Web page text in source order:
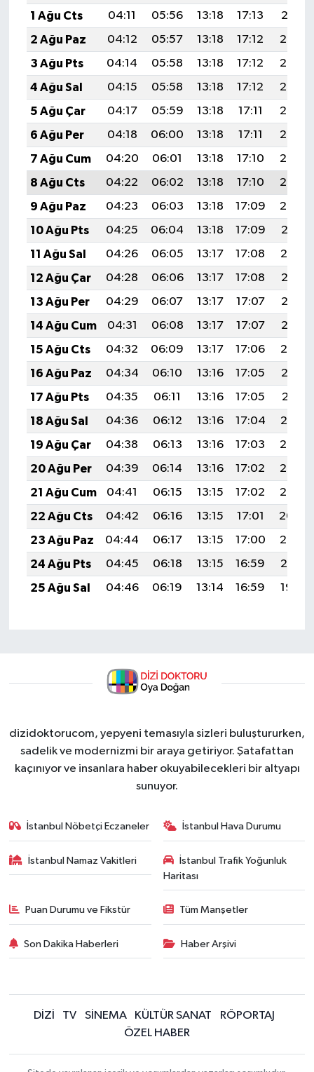
1 Ağu Cts
04:11 05:56 13:18 17:13
20:31
2 Ağu Paz
04:12 05:57 13:18 17:12
20:30
3 Ağu Pts
04:14 05:58 13:18 17:12
20:29
4 Ağu Sal
04:15 05:58 13:18 17:12
20:28
5 Ağu Çar
04:17 05:59 13:18 17:11
20:27
6 Ağu Per
04:18 06:00 13:18 17:11
20:26
7 Ağu Cum
04:20 06:01 13:18 17:10
20:24
8 Ağu Cts
04:22 06:02 13:18 17:10
20:23
9 Ağu Paz
04:23 06:03 13:18 17:09
20:22
10 Ağu Pts
04:25 06:04 13:18 17:09
20:21
11 Ağu Sal
04:26 06:05 13:17 17:08
20:19
12 Ağu Çar
04:28 06:06 13:17 17:08
20:18
13 Ağu Per
04:29 06:07 13:17 17:07
20:17
14 Ağu Cum
04:31 06:08 13:17 17:07
20:15
15 Ağu Cts
04:32 06:09 13:17 17:06
20:14
16 Ağu Paz
04:34 06:10 13:16 17:05
20:13
17 Ağu Pts
04:35 06:11 13:16 17:05
20:11
18 Ağu Sal
04:36 06:12 13:16 17:04
20:10
19 Ağu Çar
04:38 06:13 13:16 17:03
20:08
20 Ağu Per
04:39 06:14 13:16 17:02
20:07
21 Ağu Cum
04:41 06:15 13:15 17:02
20:05
22 Ağu Cts
04:42 06:16 13:15 17:01
20:04
23 Ağu Paz
04:44 06:17 13:15 17:00
20:02
24 Ağu Pts
04:45 06:18 13:15 16:59
20:01
25 Ağu Sal
04:46 06:19 13:14 16:59 19:59
dizidoktorucom, yepyeni temasıyla sizleri buluştururken,
sadelik ve modernizmi bir araya getiriyor. Şatafattan
kaçınıyor ve insanlara haber okuyabilecekleri bir altyapı
sunuyor.
İstanbul Nöbetçi Eczaneler İstanbul Hava Durumu
İstanbul Namaz Vakitleri
İstanbul Trafik Yoğunluk
Haritası
Puan Durumu ve Fikstür Tüm Manşetler
Son Dakika Haberleri Haber Arşivi
DİZİ TV SİNEMA KÜLTÜR SANAT
RÖPORTAJ
ÖZEL HABER